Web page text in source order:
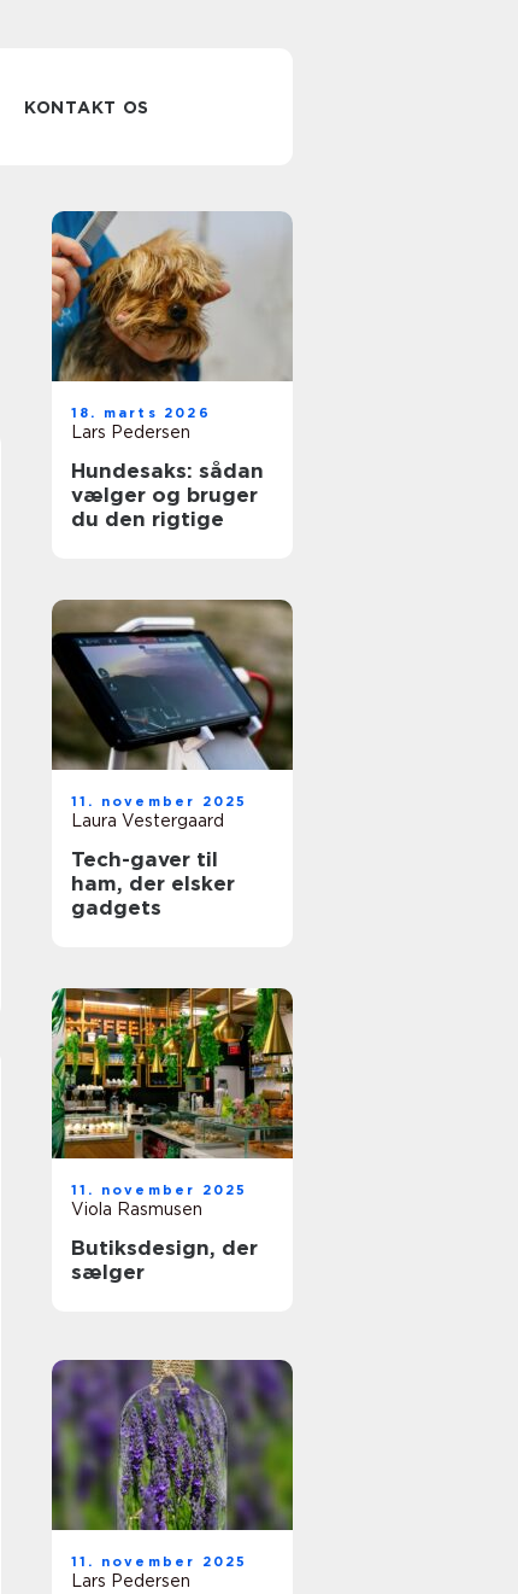
KONTAKT OS
18. marts 2026
Lars Pedersen
Hundesaks: sådan
vælger og bruger
du den rigtige
11. november 2025
Laura Vestergaard
Tech-gaver til
ham, der elsker
gadgets
11. november 2025
Viola Rasmusen
Butiksdesign, der
sælger
11. november 2025
Lars Pedersen